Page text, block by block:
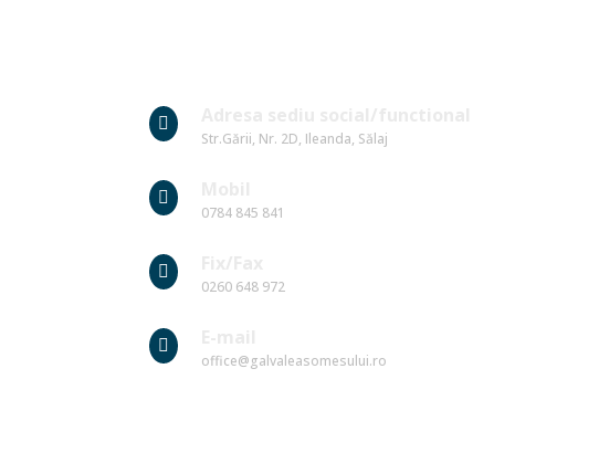

Str.Gării, Nr. 2D, Ileanda, Sălaj

0784 845 841

0260 648 972

office@galvaleasomesului.ro